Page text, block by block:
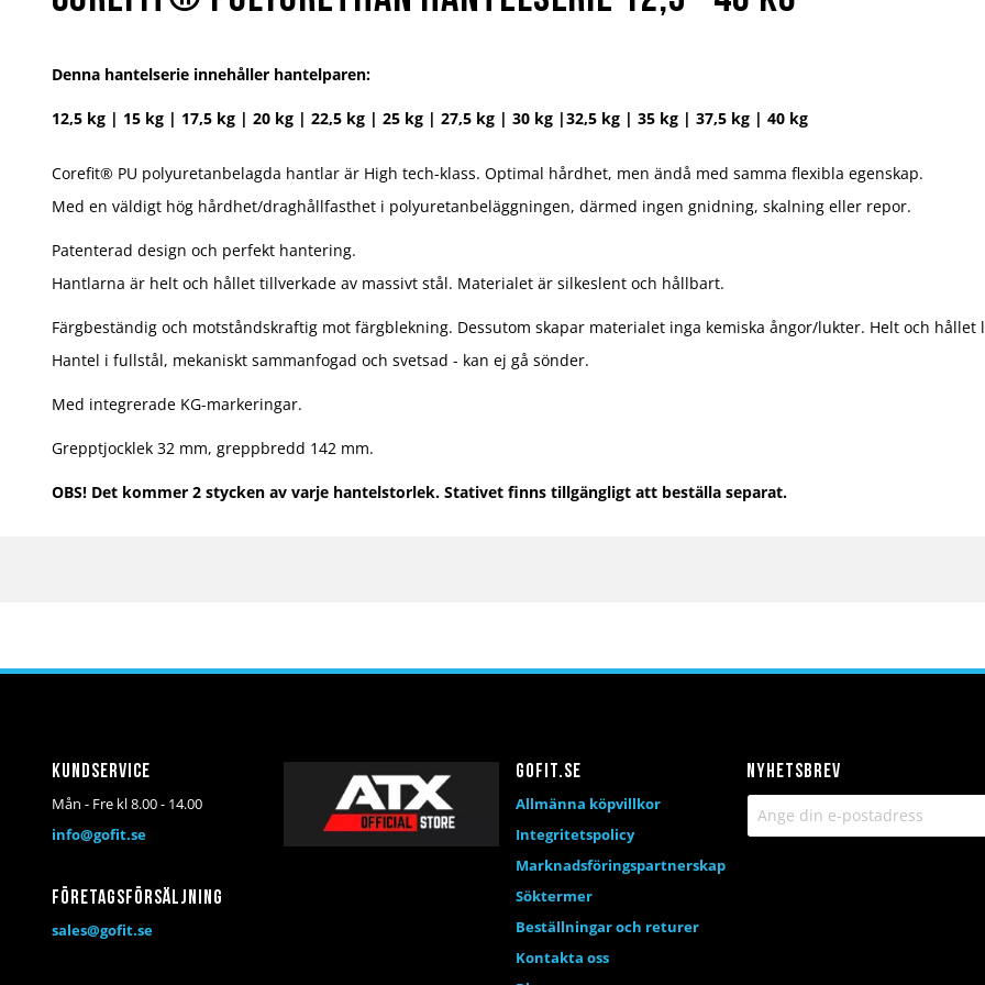
Denna hantelserie innehåller hantelparen:
12,5 kg | 15 kg | 17,5 kg | 20 kg | 22,5 kg | 25 kg | 27,5 kg | 30 kg |32,5 kg | 35 kg | 37,5 kg | 40 kg
Corefit® PU polyuretanbelagda hantlar är High tech-klass. Optimal hårdhet, men ändå med samma flexibla egenskap.
Med en väldigt hög hårdhet/draghållfasthet i polyuretanbeläggningen, därmed ingen gnidning, skalning eller repor.
Patenterad design och perfekt hantering.
Hantlarna är helt och hållet tillverkade av massivt stål. Materialet är silkeslent och hållbart.
Färgbeständig och motståndskraftig mot färgblekning. Dessutom skapar materialet inga kemiska ångor/lukter. Helt och hållet
Hantel i fullstål, mekaniskt sammanfogad och svetsad - kan ej gå sönder.
Med integrerade KG-markeringar.
Grepptjocklek 32 mm, greppbredd 142 mm.
OBS! Det kommer 2 stycken av varje hantelstorlek. Stativet finns tillgängligt att beställa separat.
Nyhetsbrev
Kundservice
Mån - Fre kl 8.00 - 14.00
info@gofit.se
Företagsförsäljning
sales@gofit.se
Gofit.se
Allmänna köpvillkor
Integritetspolicy
Marknadsföringspartnerskap
Söktermer
Beställningar och returer
Kontakta oss